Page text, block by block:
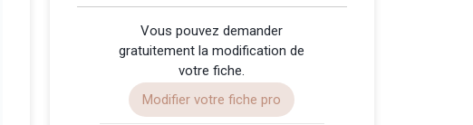
Vous pouvez demander
gratuitement la modification de
votre fiche.
Modifier votre fiche pro